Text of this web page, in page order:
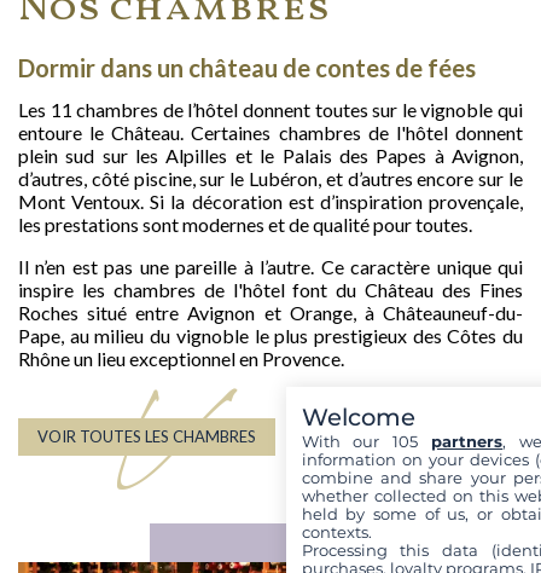
Dormir dans un château de contes de fées
Les 11 chambres de l’hôtel donnent toutes sur le vignoble qui
entoure le Château. Certaines chambres de l'hôtel donnent
plein sud sur les Alpilles et le Palais des Papes à Avignon,
d’autres, côté piscine, sur le Lubéron, et d’autres encore sur le
Mont Ventoux. Si la décoration est d’inspiration provençale,
les prestations sont modernes et de qualité pour toutes.
Il n’en est pas une pareille à l’autre. Ce caractère unique qui
inspire les chambres de l'hôtel font du Château des Fines
Roches situé entre Avignon et Orange, à Châteauneuf-du-
Pape, au milieu du vignoble le plus prestigieux des Côtes du
Rhône un lieu exceptionnel en Provence.
V
VOIR TOUTES LES CHAMBRES
Welcome
With our 105 partners,
information on your devices
combine and share your
whether collected on this
held by some of us, or
contexts.
Processing this data
purchases, loyalty programs,